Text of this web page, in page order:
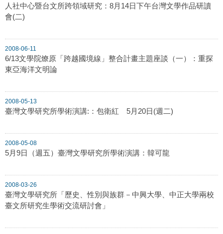
人社中心暨台文所跨領域研究：8月14日下午台灣文學作品研讀
會(二)
2008-06-11
6/13文學院燎原「跨越國境線」整合計畫主題座談（一）：重探
東亞海洋文明論
2008-05-13
臺灣文學研究所學術演講:：包衛紅 5月20日(週二)
2008-05-08
5月9日（週五）臺灣文學研究所學術演講：韓可龍
2008-03-26
臺灣文學研究所「歷史、性別與族群－中興大學、中正大學兩校
臺文所研究生學術交流研討會」